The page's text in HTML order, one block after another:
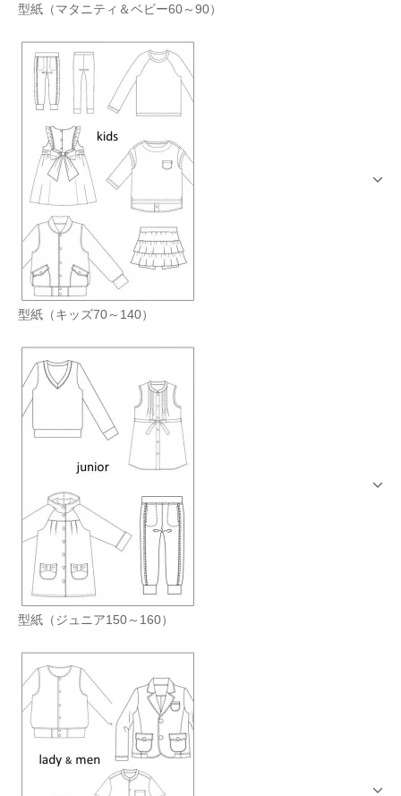
型紙（マタニティ＆ベビー60～90）
型紙（キッズ70～140）
型紙（ジュニア150～160）